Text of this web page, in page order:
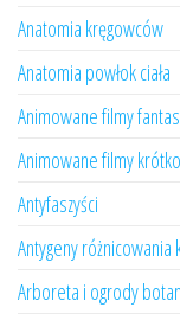
Anatomia kręgowców
Anatomia powłok ciała
Animowane filmy
Animowane filmy
Antyfaszyści
Antygeny
Arboreta i ogrody